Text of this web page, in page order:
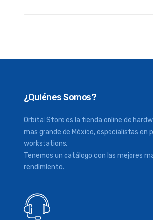
¿Quiénes Somos?
Orbital Store es la tienda online de
mas grande de México, especialistas en
workstations.
Tenemos un catálogo con las mejores
rendimiento.